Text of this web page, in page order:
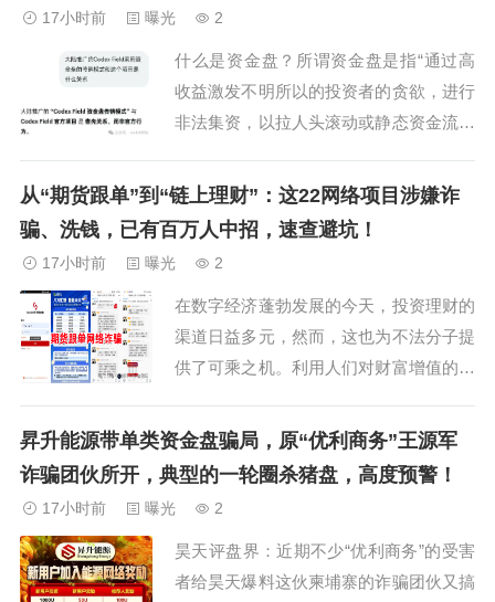
方或虚...
17小时前 曝光 2
什么是资金盘？所谓资金盘是指“通过高
收益激发不明所以的投资者的贪欲，进行
非法集资，以拉人头滚动或静态资金流通
的本金和利息都来源于新加入会员的本
金，本质就是金字塔式传销诈骗。所以一
旦没有新鲜血液注入，平台操盘手无利可
群：915043...
从“期货跟单”到“链上理财”：这22网络项目涉嫌诈
骗、洗钱，已有百万人中招，速查避坑！
17小时前 曝光 2
在数字经济蓬勃发展的今天，投资理财的
渠道日益多元，然而，这也为不法分子提
供了可乘之机。利用人们对财富增值的渴
构等光鲜旗号，炮制出一个又一个令人眼
花缭乱的“投资陷阱”。一、 期货、证券跟
单类骗局（精准收割）1.套牌“Sucden苏
昇升能源带单类资金盘骗局，原“优利商务”王源军
诈骗团伙所开，典型的一轮圈杀猪盘，高度预警！
17小时前 曝光 2
昊天评盘界：近期不少“优利商务”的受害
者给昊天爆料这伙柬埔寨的诈骗团伙又搞